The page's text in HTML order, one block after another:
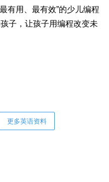
有用、最有效”的少儿编程
子，让孩子用编程改变未
更多英语资料